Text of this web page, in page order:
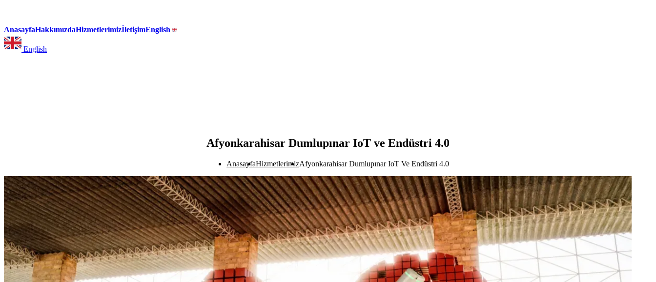
AnasayfaHakkımızdaHizmetlerimizİletişimEnglish
English
Afyonkarahisar Dumlupınar IoT ve Endüstri 4.0
AnasayfaHizmetlerimizAfyonkarahisar Dumlupınar IoT Ve Endüstri 4.0